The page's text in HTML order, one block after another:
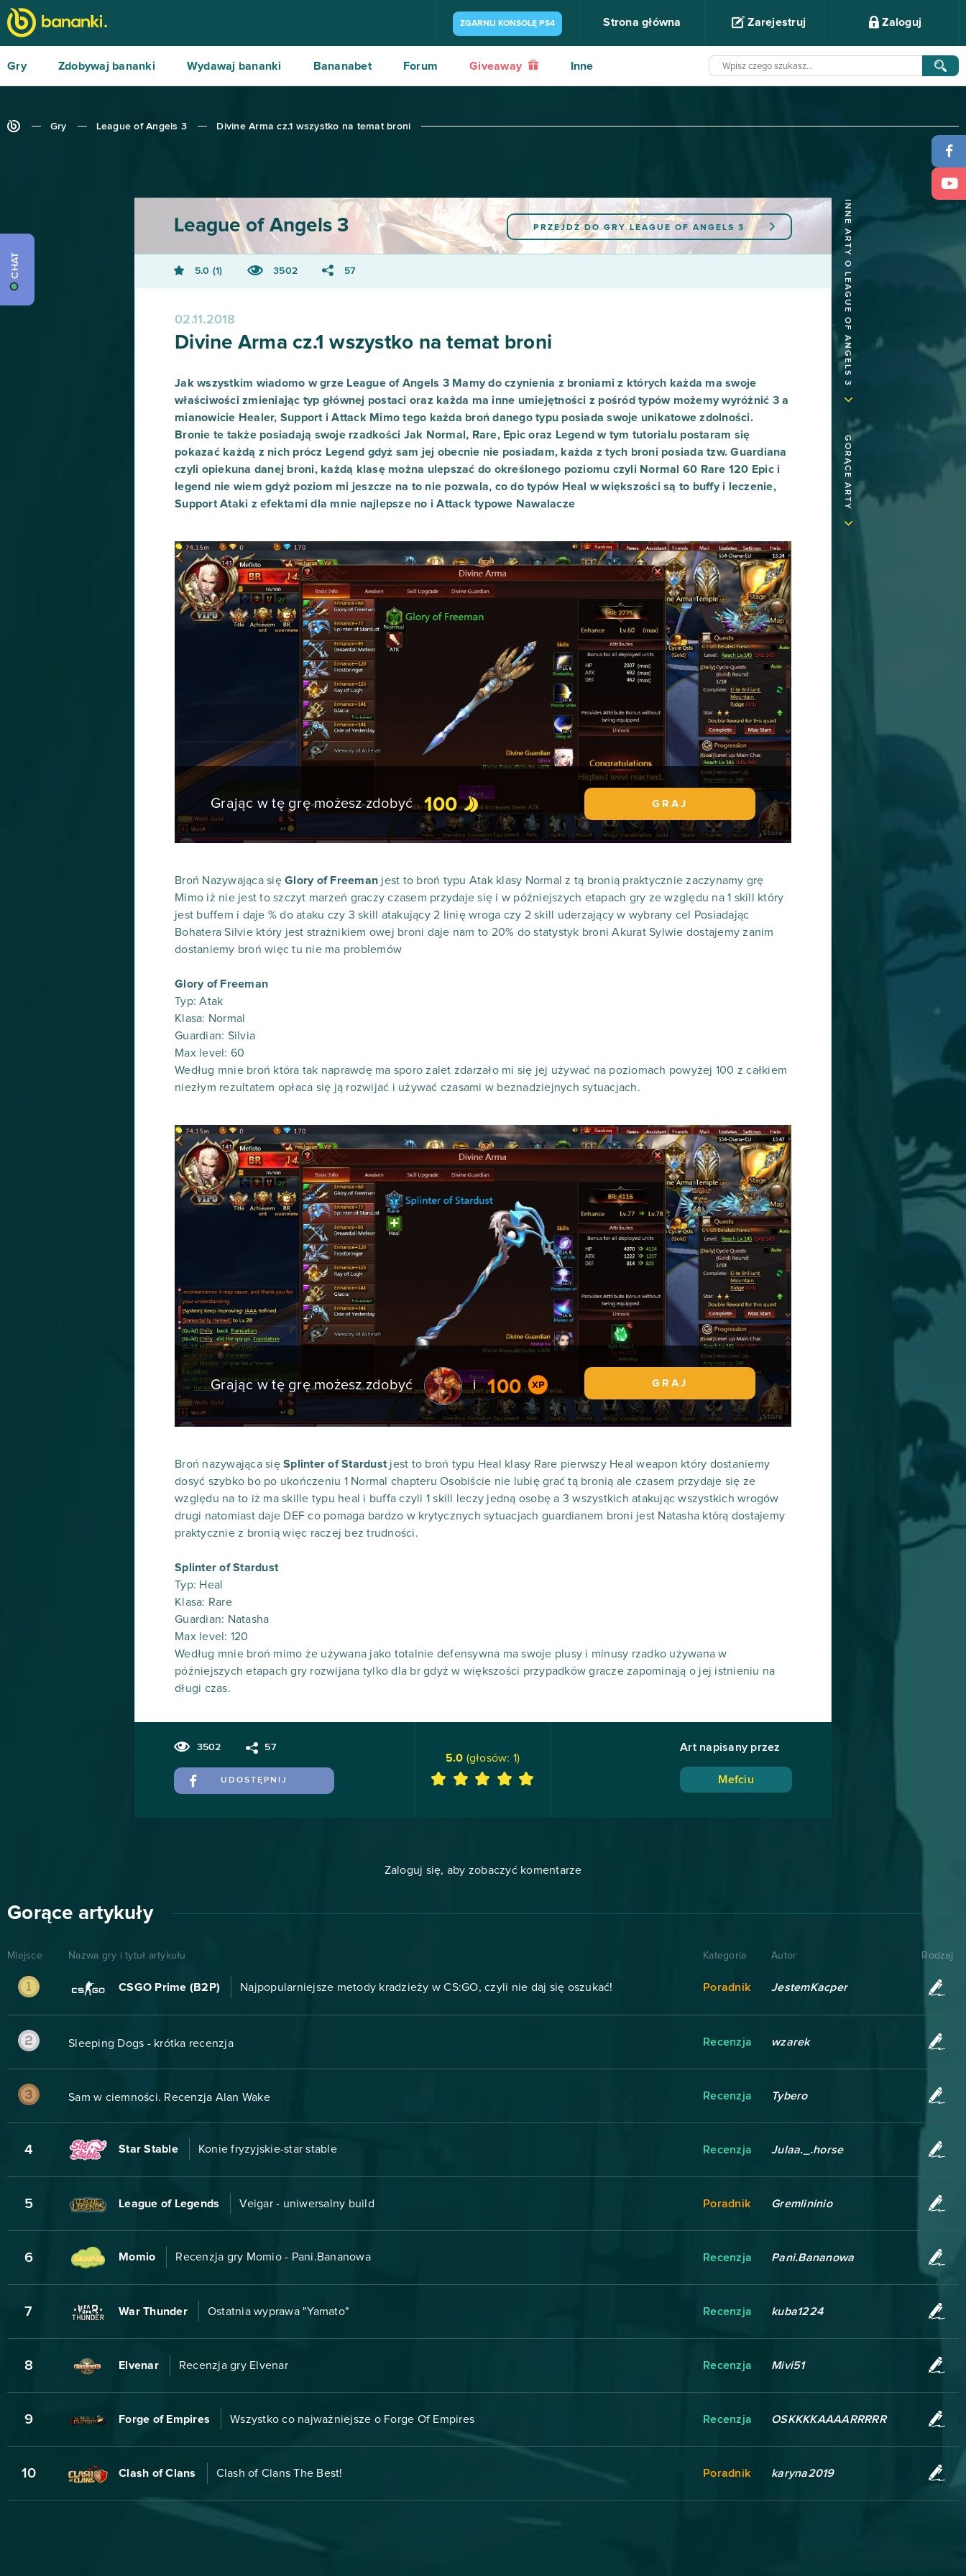
ZGARNIJ KONSOLĘ PS4 Strona główna Zarejestruj Zaloguj
Gry Zdobywaj bananki Wydawaj bananki Bananabet Forum Giveaway Inne
Gry League of Angels 3 Divine Arma cz.1 wszystko na temat broni
INNE ARTY O LEAGUE OF ANGELS 3
GORĄCE ARTY
PRZEJDŹ DO GRYLEAGUE OF ANGELS 3
League of Angels 3
5.0 1 3502 57
02.11.2018
Divine Arma cz.1 wszystko na temat broni
Jak wszystkim wiadomo w grze League of Angels 3 Mamy do czynienia z broniami z których każda ma swoje
właściwości zmieniając typ głównej postaci oraz każda ma inne umiejętności z pośród typów możemy wyróżnić 3 a
mianowicie Healer, Support i Attack Mimo tego każda broń danego typu posiada swoje unikatowe zdolności.
Bronie te także posiadają swoje rzadkości Jak Normal, Rare, Epic oraz Legend w tym tutorialu postaram się
pokazać każdą z nich prócz Legend gdyż sam jej obecnie nie posiadam, każda z tych broni posiada tzw. Guardiana
czyli opiekuna danej broni, każdą klasę można ulepszać do określonego poziomu czyli Normal 60 Rare 120 Epic i
legend nie wiem gdyż poziom mi jeszcze na to nie pozwala, co do typów Heal w większości są to buffy i leczenie,
Support Ataki z efektami dla mnie najlepsze no i Attack typowe Nawalacze
Grając w tę grę możesz zdobyć 100 GRAJ
Broń Nazywająca się Glory of Freeman jest to broń typu Atak klasy Normal z tą bronią praktycznie zaczynamy grę
Mimo iż nie jest to szczyt marzeń graczy czasem przydaje się i w późniejszych etapach gry ze względu na 1 skill który
jest buffem i daje % do ataku czy 3 skill atakujący 2 linię wroga czy 2 skill uderzający w wybrany cel Posiadając
Bohatera Silvie który jest strażnikiem owej broni daje nam to 20% do statystyk broni Akurat Sylwie dostajemy zanim
dostaniemy broń więc tu nie ma problemów
Glory of Freeman
Typ: Atak
Klasa: Normal
Guardian: Silvia
Max level: 60
Według mnie broń która tak naprawdę ma sporo zalet zdarzało mi się jej używać na poziomach powyżej 100 z całkiem
niezłym rezultatem opłaca się ją rozwijać i używać czasami w beznadziejnych sytuacjach.
Grając w tę grę możesz zdobyć i 100 GRAJ
Broń nazywająca się Splinter of Stardust jest to broń typu Heal klasy Rare pierwszy Heal weapon który dostaniemy
dosyć szybko bo po ukończeniu 1 Normal chapteru Osobiście nie lubię grać tą bronią ale czasem przydaje się ze
względu na to iż ma skille typu heal i buffa czyli 1 skill leczy jedną osobę a 3 wszystkich atakując wszystkich wrogów
drugi natomiast daje DEF co pomaga bardzo w krytycznych sytuacjach guardianem broni jest Natasha którą dostajemy
praktycznie z bronią więc raczej bez trudności.
Splinter of Stardust
Typ: Heal
Klasa: Rare
Guardian: Natasha
Max level: 120
Według mnie broń mimo że używana jako totalnie defensywna ma swoje plusy i minusy rzadko używana w
późniejszych etapach gry rozwijana tylko dla br gdyż w większości przypadków gracze zapominają o jej istnieniu na
długi czas.
3502 57
UDOSTĘPNIJ
5.0 (głosów: 1)
Art napisany przez
Mefciu
Zaloguj się, aby zobaczyć komentarze
Gorące artykuły
Miejsce Nazwa gry i tytuł artykułu Kategoria Autor Rodzaj
CSGO Prime (B2P) Najpopularniejsze metody kradzieży w CS:GO, czyli nie daj się oszukać! Poradnik JestemKacper
Sleeping Dogs - krótka recenzja Recenzja wzarek
Sam w ciemności. Recenzja Alan Wake Recenzja Tybero
4 Star Stable Konie fryzyjskie-star stable Recenzja Julaa._.horse
5 League of Legends Veigar - uniwersalny build Poradnik Gremlininio
6 Momio Recenzja gry Momio - Pani.Bananowa Recenzja Pani.Bananowa
7 War Thunder Ostatnia wyprawa "Yamato" Recenzja kuba1224
8 Elvenar Recenzja gry Elvenar Recenzja Mivi51
9 Forge of Empires Wszystko co najważniejsze o Forge Of Empires Recenzja OSKKKKAAAARRRRR
10 Clash of Clans Clash of Clans The Best! Poradnik karyna2019
CHAT